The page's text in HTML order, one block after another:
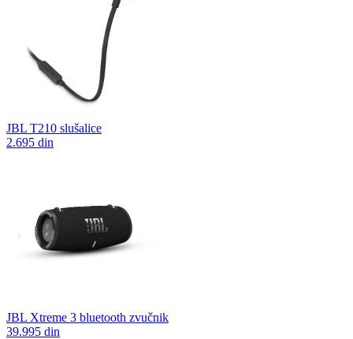
JBL T210 slušalice
2.695 din
JBL Xtreme 3 bluetooth zvučnik
39.995 din